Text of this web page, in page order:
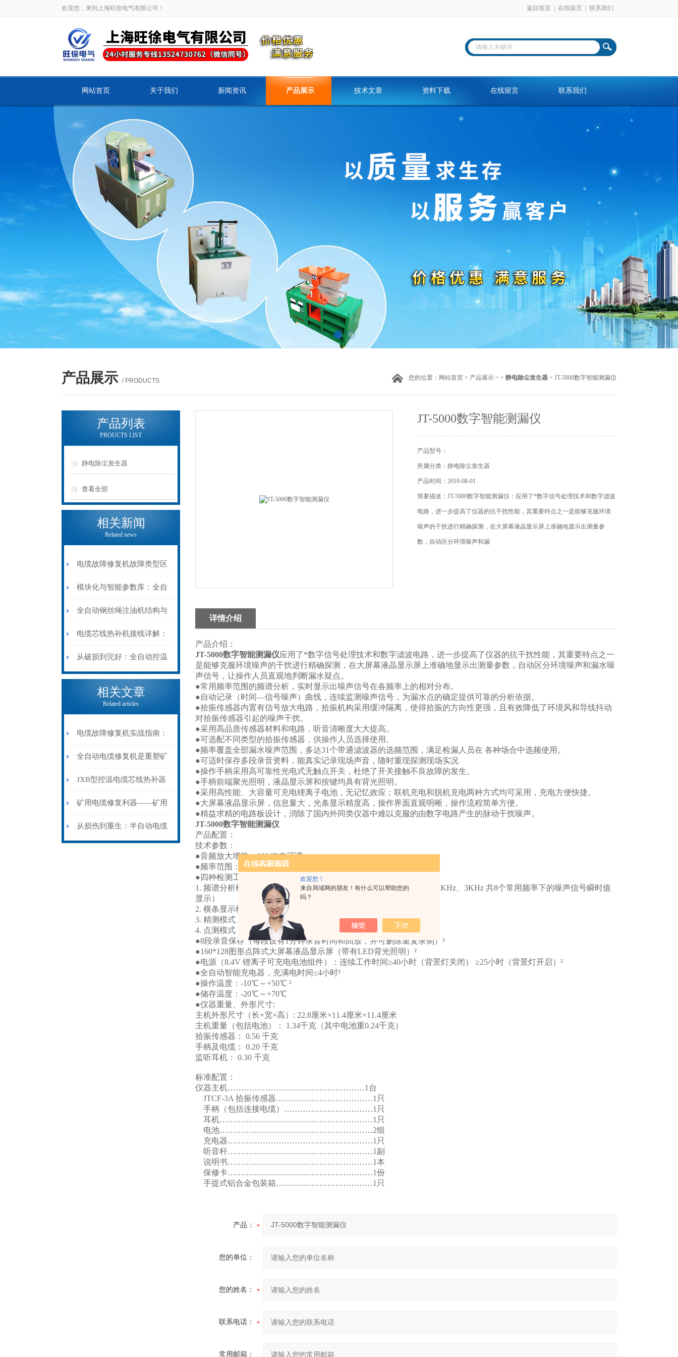
欢迎您！
来自局域网的朋友！有什么可以帮助您的
吗？
欢迎您，来到上海旺徐电气有限公司！ 返回首页 在线留言 联系我们
网站首页 关于我们 新闻资讯 产品展示 技术文章 资料下载 在线留言 联系我们
产品展示 / PRODUCTS 您的位置： 网站首页 > 产品展示 > > 静电除尘发生器 > JT-5000数字智能测漏仪
产品列表
PROUCTS LIST
静电除尘发生器
查看全部
相关新闻
Related news
电缆故障修复机故障类型区
分指南：从“绝缘电
阻”到“波形特征”的精准诊
断逻辑
模块化与智能参数库：全自
动电缆修复机的快速换型逻
辑
全自动钢丝绳注油机结构与
工作原理：揭秘高效润滑的
机械密码
电缆芯线热补机接线详解：
从入门到精通
从破损到完好：全自动控温
电缆热补机的核心价值
相关文章
Related articles
电缆故障修复机实战指南：
从“盲测”到“精确定点”的三
步作业法
全自动电缆修复机是重塑矿
山电力动脉的“智能外科医
生”
JXB型控温电缆芯线热补器
安装与接线：精准修复的工
艺基石
矿用电缆修复利器——矿用
电缆热补机智能控温，安全
从损伤到重生：半自动电缆
JT-5000数字智能测漏仪
产品型号：
所属分类：静电除尘发生器
产品时间：2019-08-01
简要描述：JT-5000数字智能测漏仪：应用了*数字信号处理技术和数字滤波
电路，进一步提高了仪器的抗干扰性能，其重要特点之一是能够克服环境
噪声的干扰进行精确探测，在大屏幕液晶显示屏上准确地显示出测量参
数，自动区分环境噪声和漏
详情介绍
产品介绍：
JT-5000数字智能测漏仪应用了*数字信号处理技术和数字滤波电路，进一步提高了仪器的抗干扰性能，其重要特点之一
是能够克服环境噪声的干扰进行精确探测，在大屏幕液晶显示屏上准确地显示出测量参数，自动区分环境噪声和漏水噪
声信号，让操作人员直观地判断漏水疑点。
●常用频率范围的频谱分析，实时显示出噪声信号在各频率上的相对分布。
●自动记录（时间—信号噪声）曲线，连续监测噪声信号，为漏水点的确定提供可靠的分析依据。
●拾振传感器内置有信号放大电路，拾振机构采用缓冲隔离，使得拾振的方向性更强，且有效降低了环境风和导线抖动
对拾振传感器引起的噪声干扰。
●采用高品质传感器材料和电路，听音清晰度大大提高。
●可选配不同类型的拾振传感器，供操作人员选择使用。
●频率覆盖全部漏水噪声范围，多达31个带通滤波器的选频范围，满足检漏人员在 各种场合中选频使用。
●可适时保存多段录音资料，能真实记录现场声音，随时重现探测现场实况
●操作手柄采用高可靠性光电式无触点开关，杜绝了开关接触不良故障的发生。
●手柄前端聚光照明，液晶显示屏和按键均具有背光照明。
●采用高性能、大容量可充电锂离子电池，无记忆效应；联机充电和脱机充电两种方式均可采用，充电方便快捷。
●大屏幕液晶显示屏，信息量大，光条显示精度高，操作界面直观明晰，操作流程简单方便。
●精益求精的电路板设计，消除了国内外同类仪器中难以克服的由数字电路产生的脉动干扰噪声。
JT-5000数字智能测漏仪
产品配置：
技术参数：
●音频放大增益：100dB内可调
●频率范围：50～5000 Hz，覆盖全部漏水噪声范围
●四种检测工作模式：
1. 频谱分析模式（100Hz、200Hz、300Hz、400Hz、600Hz、1KHz、2KHz、3KHz 共8个常用频率下的噪声信号瞬时值
显示）
2. 横条显示模式（噪声信号瞬时值显示）
3. 精测模式（噪声信号小值记忆显示）
4. 点测模式（5、10、20、30分钟，时间—信号噪声小值曲线）
●8段录音保存（每段设有1分钟录音时间和回放，并可删除重复录制）²
●160*128图形点阵式大屏幕液晶显示屏（带有LED背光照明）²
●电源（8.4V 锂离子可充电电池组件）：连续工作时间≥40小时（背景灯关闭） ≥25小时（背景灯开启）²
●全自动智能充电器，充满电时间≤4小时²
●操作温度：-10℃～+50℃ ²
●储存温度：-20℃～+70℃
●仪器重量、外形尺寸:
主机外形尺寸（长×宽×高）: 22.8厘米×11.4厘米×11.4厘米
主机重量（包括电池）： 1.34千克（其中电池重0.24千克）
拾振传感器： 0.56 千克
手柄及电缆： 0.20 千克
监听耳机： 0.30 千克
标准配置：
仪器主机……………………………………………1台
JTCF-3A 拾振传感器………………………………1只
手柄（包括连接电缆）……………………………1只
耳机…………………………………………………1只
电池…………………………………………………2组
充电器………………………………………………1只
听音杆………………………………………………1副
说明书………………………………………………1本
保修卡………………………………………………1份
手提式铝合金包装箱………………………………1只
产品：
您的单位：
您的姓名：
联系电话：
常用邮箱：